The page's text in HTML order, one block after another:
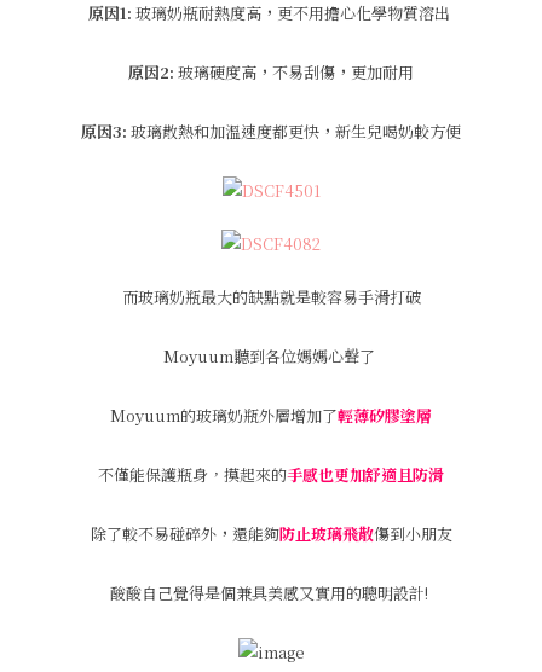
原因1: 玻璃奶瓶耐熱度高 ， 更不用擔心化學物質溶出
原因2: 玻璃硬度高 ， 不易刮傷 ， 更加耐用
原因3: 玻璃散熱和加溫速度都更快 ， 新生兒喝奶較方便
而玻璃奶瓶最大的缺點就是較容易手滑打破
Moyuum聽到各位媽媽心聲了
Moyuum的玻璃奶瓶外層增加了輕薄矽膠塗層
不僅能保護瓶身，摸起來的手感也更加舒適且防滑
除了較不易碰碎外， 還能夠防止玻璃飛散傷到小朋友
酸酸自己覺得是個兼具美感又實用的聰明設計!